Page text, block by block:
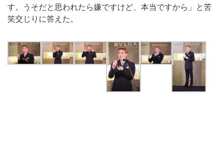
す。うそだと思われたら嫌ですけど、本当ですから」と苦
笑交じりに答えた。